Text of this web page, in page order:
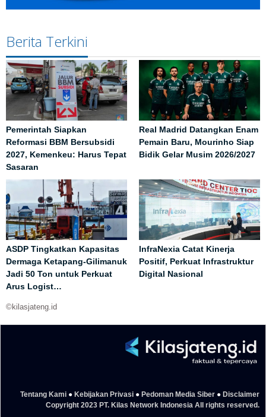
Berita Terkini
Pemerintah Siapkan
Reformasi BBM Bersubsidi
2027, Kemenkeu: Harus Tepat
Sasaran
Real Madrid Datangkan Enam
Pemain Baru, Mourinho Siap
Bidik Gelar Musim 2026/2027
ASDP Tingkatkan Kapasitas
Dermaga Ketapang-Gilimanuk
Jadi 50 Ton untuk Perkuat
Arus Logist…
InfraNexia Catat Kinerja
Positif, Perkuat Infrastruktur
Digital Nasional
©kilasjateng.id
Tentang Kami ● Kebijakan Privasi ● Pedoman Media Siber ● Disclaimer
Copyright 2023 PT. Kilas Network Indonesia All rights reserved.